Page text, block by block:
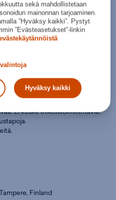
Saatavilla
näyttää tuotteen
Ei koske erikoistoimitettavia.
Finland
sekä mahdollistetaan
mainonnan tarjoaminen.
”Hyväksy kaikki”. Pystyt
”Evästeasetukset”-linkin
Hyväksy kaikki